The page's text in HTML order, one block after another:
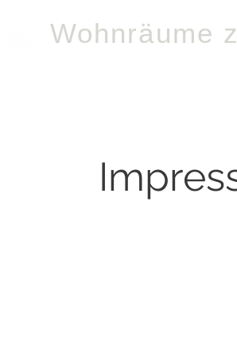
Wohnräume